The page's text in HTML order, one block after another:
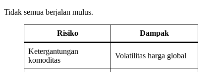
Tidak semua berjalan mulus.
Risiko Dampak
Ketergantungan
komoditas
Volatilitas harga global